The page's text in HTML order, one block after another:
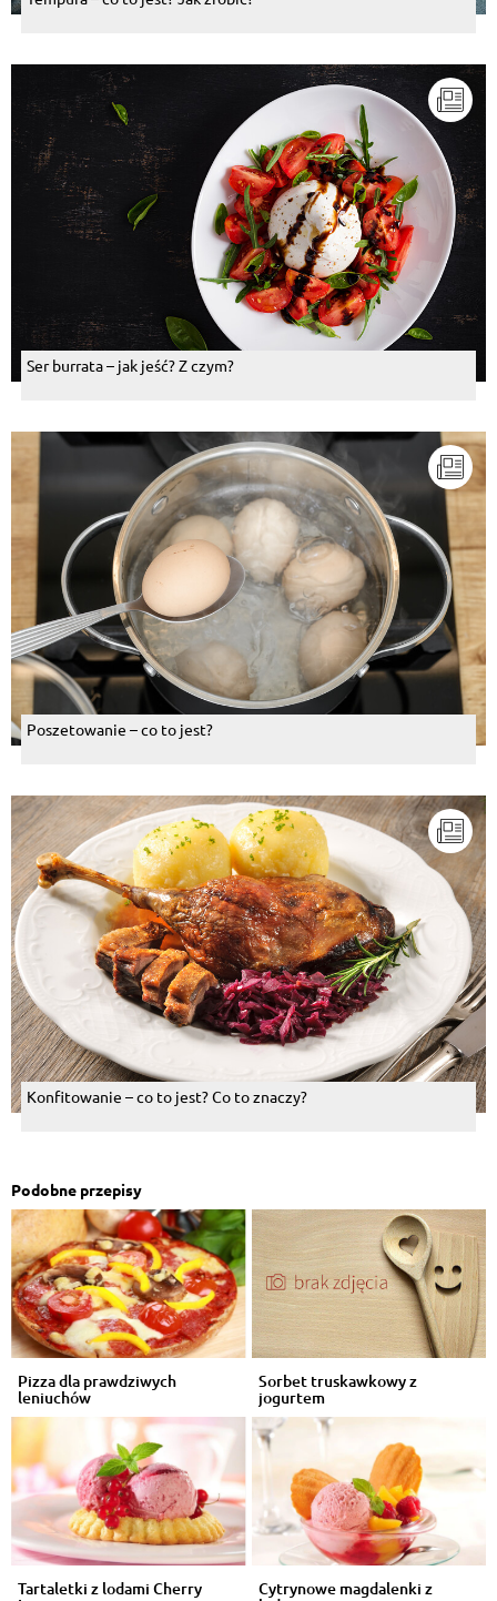
Ser burrata – jak jeść? Z czym?
Poszetowanie – co to jest?
Konfitowanie – co to jest? Co to znaczy?
Podobne przepisy
Pizza dla prawdziwych
leniuchów
Sorbet truskawkowy z
jogurtem
Tartaletki z lodami Cherry Cytrynowe magdalenki z